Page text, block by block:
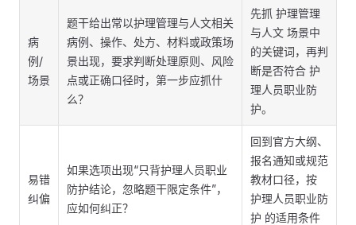
病
例/
场景
题干给出常以护理管理与人文相关
病例、操作、处方、材料或政策场
景出现，要求判断处理原则、风险
点或正确口径时，第一步应抓什
么？
先抓 护理管理
与人文 场景中
的关键词，再判
断是否符合 护
理人员职业防
护。
易错
纠偏
如果选项出现“只背护理人员职业
防护结论，忽略题干限定条件”，
应如何纠正？
回到官方大纲、
报名通知或规范
教材口径，按
护理人员职业防
护 的适用条件